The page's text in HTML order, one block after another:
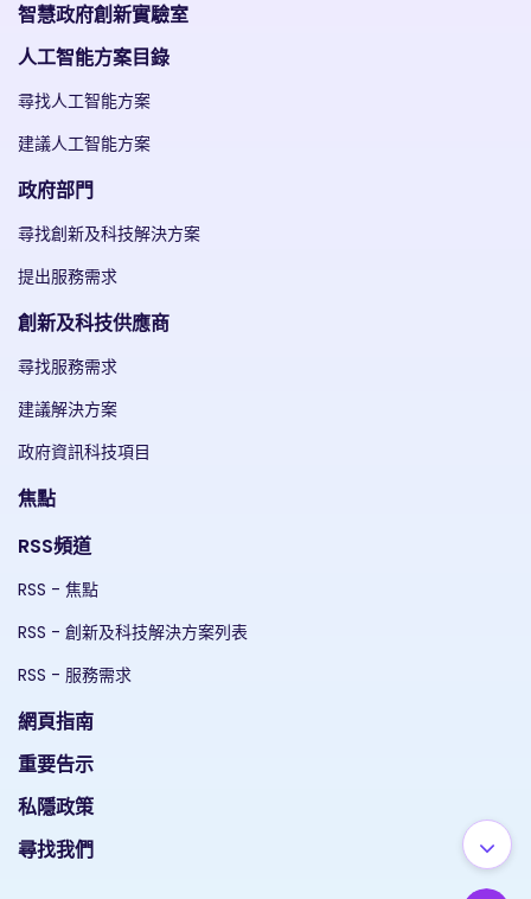
智慧政府創新實驗室
人工智能方案目錄
尋找人工智能方案
建議人工智能方案
政府部門
尋找創新及科技解決方案
提出服務需求
創新及科技供應商
尋找服務需求
建議解決方案
政府資訊科技項目
焦點
RSS頻道
RSS - 焦點
RSS - 創新及科技解決方案列表
RSS - 服務需求
網頁指南
重要告示
私隱政策
尋找我們